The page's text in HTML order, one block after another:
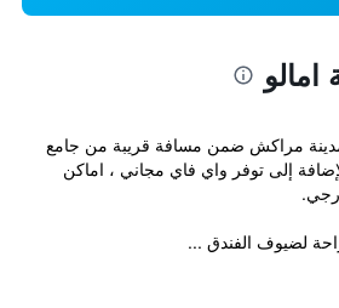
مدينة مراكش ضمن مسافة قريبة من جامع
إلى توفر واي فاي مجاني ، اماكن
لضيوف الفندق ...